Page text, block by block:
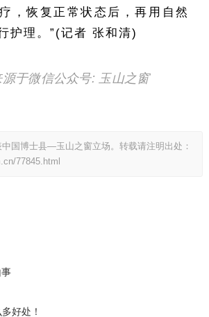
，恢复正常状态后，再用自然
护理。”(记者 张和清)
于微信公众号: 玉山之窗
国博士县—玉山之窗立场。转载请注明出处：
77845.html
好处！